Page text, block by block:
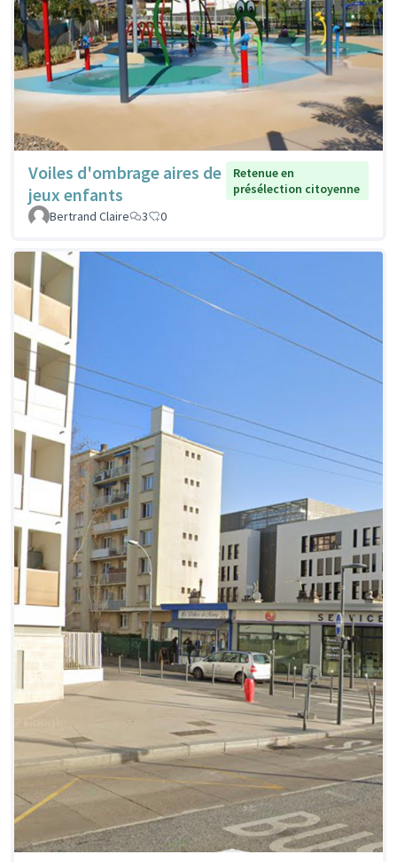
Voiles d'ombrage aires de
jeux enfants
Retenue en
présélection citoyenne
Bertrand Claire
3 0